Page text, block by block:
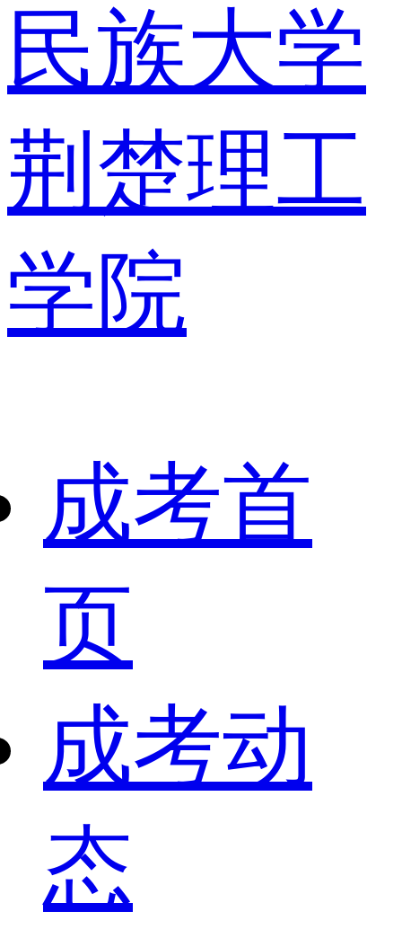
民族大学
荆楚理工
学院
成考首
页
成考动
态